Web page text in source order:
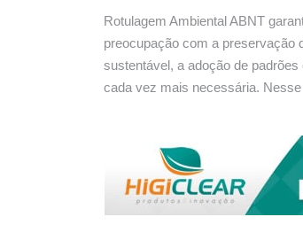
Rotulagem Ambiental ABNT
preocupação com a preservação
sustentável, a adoção de
cada vez mais necessária.